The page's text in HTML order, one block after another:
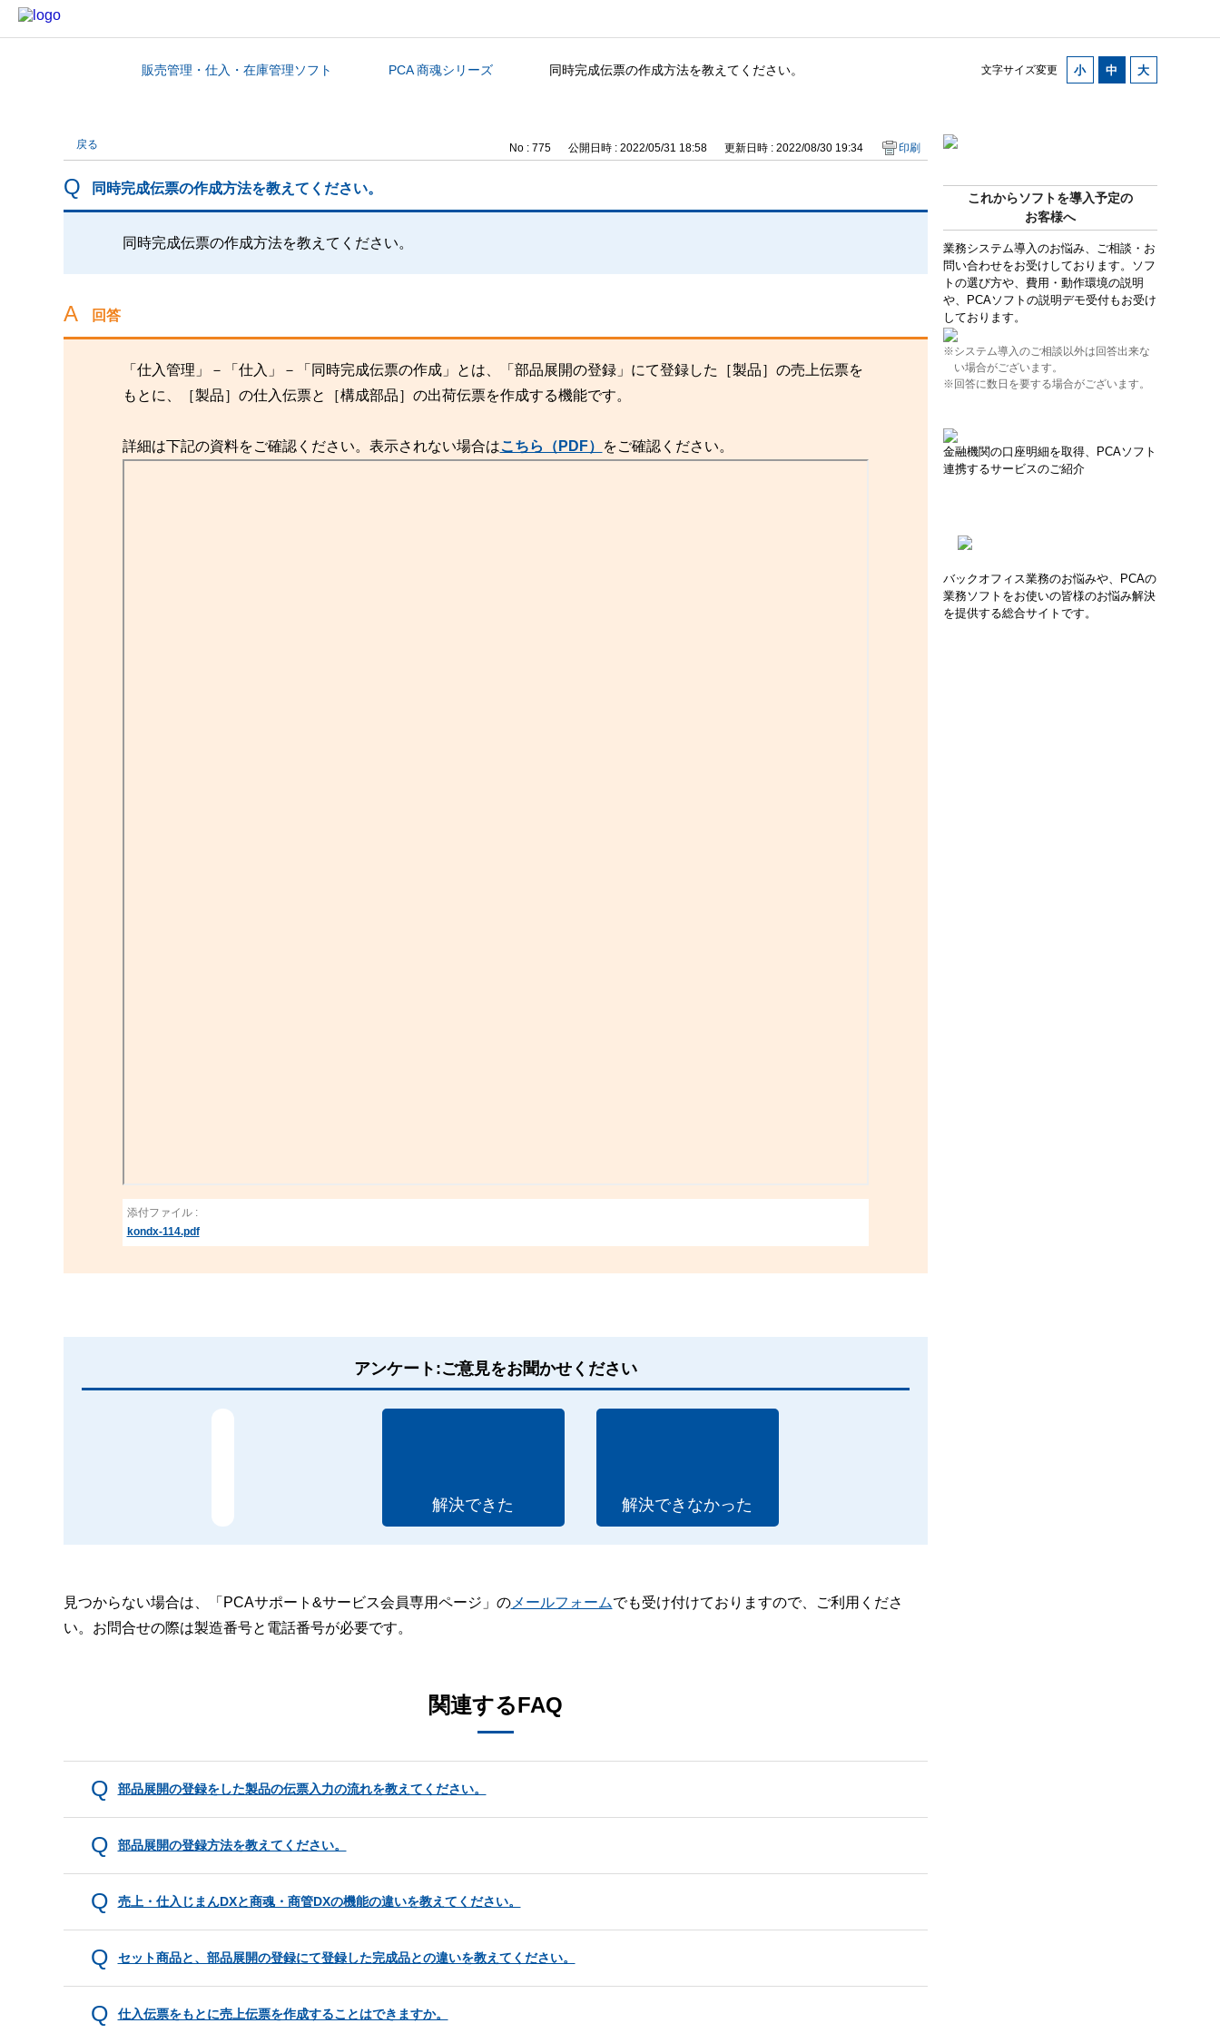
文字サイズ変更
カテゴリから探す販売管理・仕入・在庫管理ソフト PCA 商魂シリーズ 同時完成伝票の作成方法を教えてください。
これからソフトを導入予定の
お客様へ
業務システム導入のお悩み、ご相談・お
問い合わせをお受けしております。ソフ
トの選び方や、費用・動作環境の説明
や、PCAソフトの説明デモ受付もお受け
しております。
※システム導入のご相談以外は回答出来な
い場合がございます。
※回答に数日を要する場合がございます。
金融機関の口座明細を取得、PCAソフト
連携するサービスのご紹介
バックオフィス業務のお悩みや、PCAの
業務ソフトをお使いの皆様のお悩み解決
を提供する総合サイトです。
戻る No : 775 公開日時 : 2022/05/31 18:58 更新日時 : 2022/08/30 19:34 印刷
同時完成伝票の作成方法を教えてください。
同時完成伝票の作成方法を教えてください。
回答
「仕入管理」－「仕入」－「同時完成伝票の作成」とは、「部品展開の登録」にて登録した［製品］の売上伝票を
もとに、［製品］の仕入伝票と［構成部品］の出荷伝票を作成する機能です。
詳細は下記の資料をご確認ください。表示されない場合はこちら（PDF） をご確認ください。
添付ファイル :
kondx-114.pdf
アンケート:ご意見をお聞かせください
解決できた 解決できなかった
見つからない場合は、「PCAサポート&サービス会員専用ページ」のメールフォームでも受け付けておりますので、ご利用くださ
い。お問合せの際は製造番号と電話番号が必要です。
関連するFAQ
部品展開の登録をした製品の伝票入力の流れを教えてください。
部品展開の登録方法を教えてください。
売上・仕入じまんDXと商魂・商管DXの機能の違いを教えてください。
セット商品と、部品展開の登録にて登録した完成品との違いを教えてください。
仕入伝票をもとに売上伝票を作成することはできますか。